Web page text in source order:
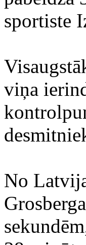
sportiste
viņa
No